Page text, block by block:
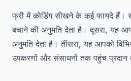
फ्री में कोडिंग सीखने के कई फायदे
बचाने की अनुमति देता है। दूसरा, यह
अनुमति देता है। तीसरा, यह आपको
उपकरणों और संसाधनों तक पहुंच प्रदान